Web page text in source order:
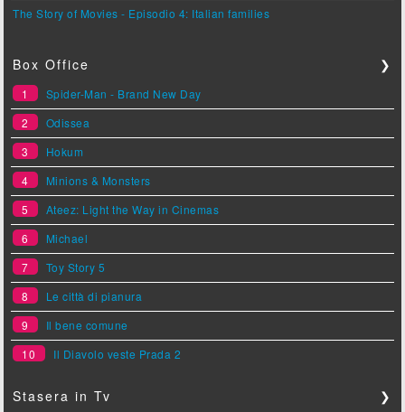
The Story of Movies - Episodio 4: Italian families
Box Office ❯
1
Spider-Man - Brand New Day
2
Odissea
3
Hokum
4
Minions & Monsters
5
Ateez: Light the Way in Cinemas
6
Michael
7
Toy Story 5
8
Le città di pianura
9
Il bene comune
10
Il Diavolo veste Prada 2
Stasera in Tv ❯